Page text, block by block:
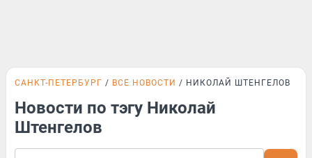
САНКТ-ПЕТЕРБУРГ ВСЕ НОВОСТИ НИКОЛАЙ ШТЕНГЕЛОВ
Новости по тэгу Николай
Штенгелов